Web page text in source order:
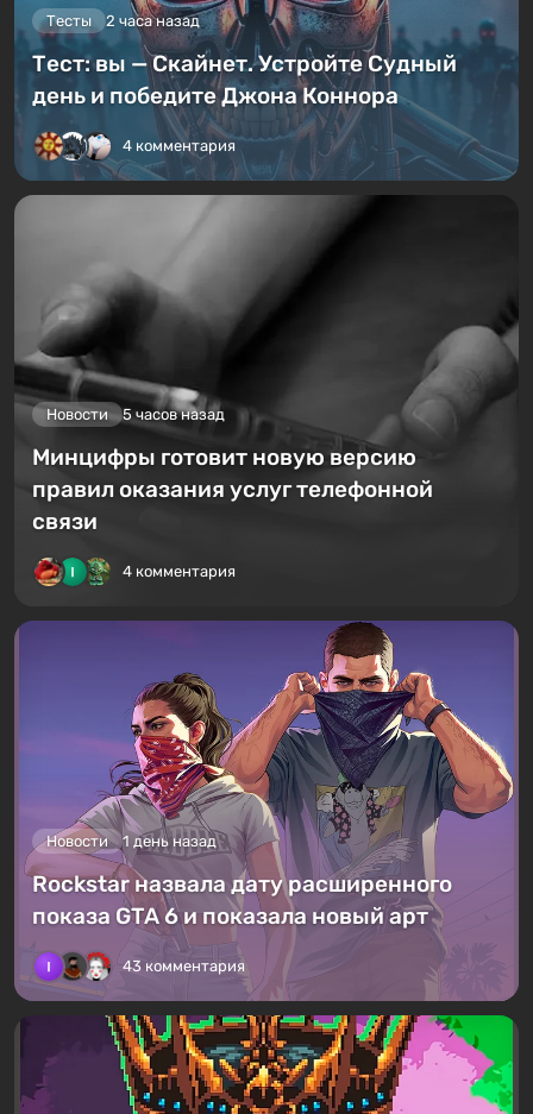
Тесты 2 часа назад
Тест: вы — Скайнет. Устройте Судный
день и победите Джона Коннора
4 комментария
Новости 5 часов назад
Минцифры готовит новую версию
правил оказания услуг телефонной
связи
4 комментария
Новости 1 день назад
Rockstar назвала дату расширенного
показа GTA 6 и показала новый арт
43 комментария